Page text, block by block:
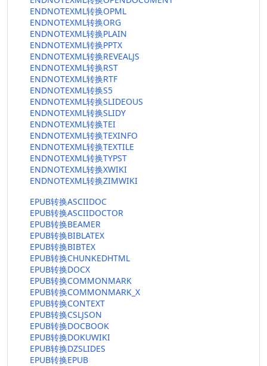
ENDNOTEXML转换OPML
ENDNOTEXML转换ORG
ENDNOTEXML转换PLAIN
ENDNOTEXML转换PPTX
ENDNOTEXML转换REVEALJS
ENDNOTEXML转换RST
ENDNOTEXML转换RTF
ENDNOTEXML转换S5
ENDNOTEXML转换SLIDEOUS
ENDNOTEXML转换SLIDY
ENDNOTEXML转换TEI
ENDNOTEXML转换TEXINFO
ENDNOTEXML转换TEXTILE
ENDNOTEXML转换TYPST
ENDNOTEXML转换XWIKI
ENDNOTEXML转换ZIMWIKI
EPUB转换ASCIIDOC
EPUB转换ASCIIDOCTOR
EPUB转换BEAMER
EPUB转换BIBLATEX
EPUB转换BIBTEX
EPUB转换CHUNKEDHTML
EPUB转换DOCX
EPUB转换COMMONMARK
EPUB转换COMMONMARK_X
EPUB转换CONTEXT
EPUB转换CSLJSON
EPUB转换DOCBOOK
EPUB转换DOKUWIKI
EPUB转换DZSLIDES
EPUB转换EPUB